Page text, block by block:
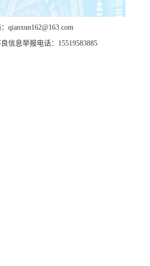
qianxun162@163.com
信息举报电话：15519583885